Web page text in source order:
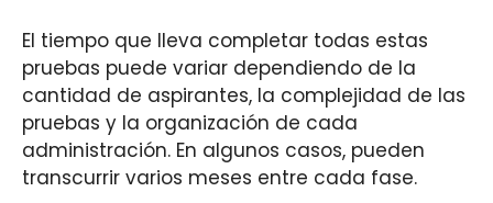
El tiempo que lleva completar todas estas
pruebas puede variar dependiendo de la
cantidad de aspirantes, la complejidad de las
pruebas y la organización de cada
administración. En algunos casos, pueden
transcurrir varios meses entre cada fase.